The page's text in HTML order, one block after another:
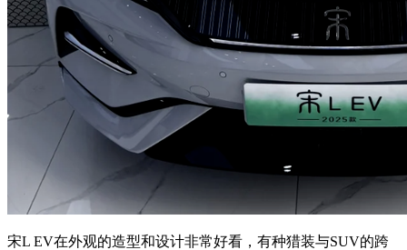
宋L EV在外观的造型和设计非常好看，有种猎装与SUV的跨